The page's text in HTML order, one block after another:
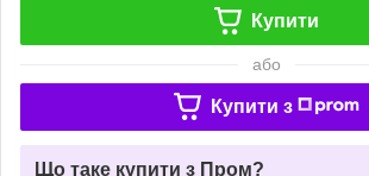
Купити
або
Купити з
Що таке купити з Пром?